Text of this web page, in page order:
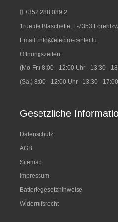
+352 288 089 2
1rue de Blaschette, L-7353
Email: info@electro-center.lu
Öffnungszeiten:
(Mo-Fr.) 8:00 - 12:00 Uhr - 13:30 -
(Sa.) 8:00 - 12:00 Uhr - 13:30 -
Gesetzliche
Datenschutz
AGB
Sitemap
Impressum
Batteriegesetzhinweise
Widerrufsrecht